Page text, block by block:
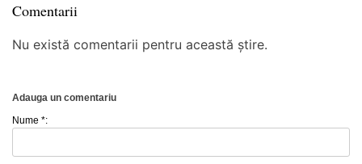
Comentarii
Nu există comentarii pentru această știre.
Adauga un comentariu
Nume *: